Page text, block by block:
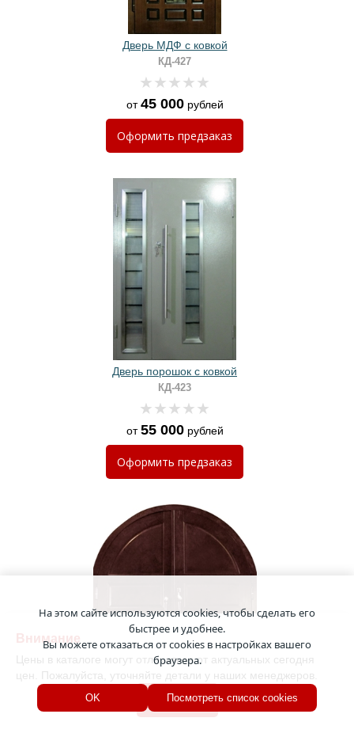
Внимание
Цены в каталоге могут отличаться от актуальных сегодня
цен. Пожалуйста, уточняйте детали у наших менеджеров.
Хорошо
Дверь МДФ с ковкой
КД-427
от45 000рублей
Оформить предзаказ
Дверь порошок с ковкой
КД-423
от55 000рублей
Оформить предзаказ
Арочная дверь из массива
КД-422
На этом сайте используются cookies, чтобы сделать его
быстрее и удобнее.
Вы можете отказаться от cookies в настройках вашего
браузера.
OK Посмотреть список cookies